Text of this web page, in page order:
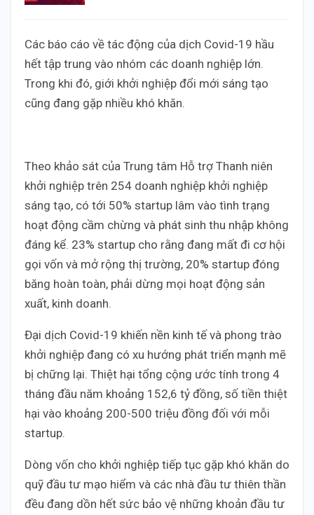
Các báo cáo về tác động của dịch Covid-19 hầu
hết tập trung vào nhóm các doanh nghiệp lớn.
Trong khi đó, giới khởi nghiệp đổi mới sáng tạo
cũng đang gặp nhiều khó khăn.
Theo khảo sát của Trung tâm Hỗ trợ Thanh niên
khởi nghiệp trên 254 doanh nghiệp khởi nghiệp
sáng tạo, có tới 50% startup lâm vào tình trạng
hoạt động cầm chừng và phát sinh thu nhập không
đáng kể. 23% startup cho rằng đang mất đi cơ hội
gọi vốn và mở rộng thị trường, 20% startup đóng
băng hoàn toàn, phải dừng mọi hoạt động sản
xuất, kinh doanh.
Đại dịch Covid-19 khiến nền kinh tế và phong trào
khởi nghiệp đang có xu hướng phát triển mạnh mẽ
bị chững lại. Thiệt hại tổng cộng ước tính trong 4
tháng đầu năm khoảng 152,6 tỷ đồng, số tiền thiệt
hại vào khoảng 200-500 triệu đồng đối với mỗi
startup.
Dòng vốn cho khởi nghiệp tiếp tục gặp khó khăn do
quỹ đầu tư mạo hiểm và các nhà đầu tư thiên thần
đều đang dồn hết sức bảo vệ những khoản đầu tư